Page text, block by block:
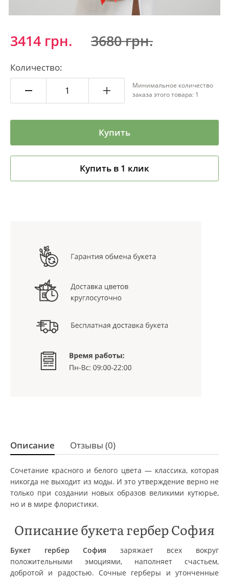
3414 грн. 3680 грн.
Количество:
Минимальное количество
заказа этого товара: 1
Купить
Купить в 1 клик
Описание Отзывы (0)
Сочетание красного и белого цвета — классика, которая
никогда не выходит из моды. И это утверждение верно не
только при создании новых образов великими кутюрье,
но и в мире флористики.
Описание букета гербер София
Букет гербер София заряжает всех вокруг
положительными эмоциями, наполняет счастьем,
добротой и радостью. Сочные герберы и утонченные